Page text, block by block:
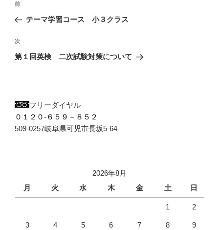
稿
ナ
ゲ
ー
前
の
稿
前
テーマ学習コース 小３クラス
次
の
次
第１回英検 二次試験対策について
フリーダイヤル
０１２０-６５９－８５２
509-0257岐阜県可児市長坂5-64
2026年8月
月
火 水 木 金 土 日
1 2
3 4 5 6 7 8 9